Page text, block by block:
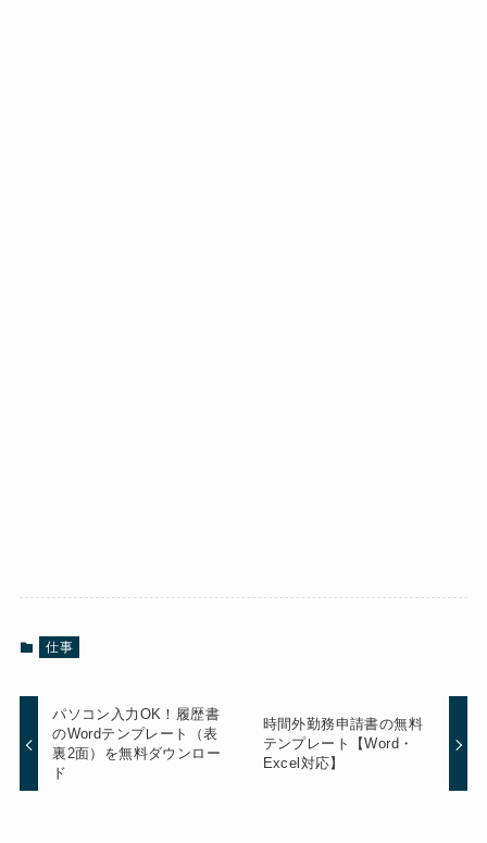
仕事
パソコン入力OK！履歴書
のWordテンプレート（表
裏2面）を無料ダウンロー
ド
時間外勤務申請書の無料
テンプレート【Word・
Excel対応】